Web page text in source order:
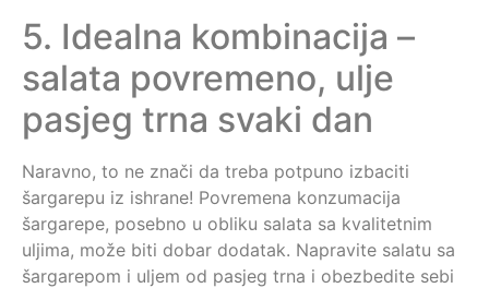
5. Idealna kombinacija –
salata povremeno, ulje
pasjeg trna svaki dan
Naravno, to ne znači da treba potpuno izbaciti
šargarepu iz ishrane! Povremena konzumacija
šargarepe, posebno u obliku salata sa kvalitetnim
uljima, može biti dobar dodatak. Napravite salatu sa
šargarepom i uljem od pasjeg trna i obezbedite sebi